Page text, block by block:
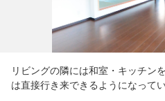
リビングの隣には和室・キッチン
は直接行き来できるようになって